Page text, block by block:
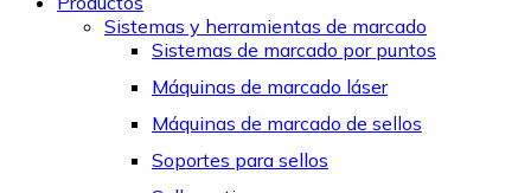
Sistemas y herramientas de marcado
Sistemas de marcado por puntos
Máquinas de marcado láser
Máquinas de marcado de sellos
Soportes para sellos